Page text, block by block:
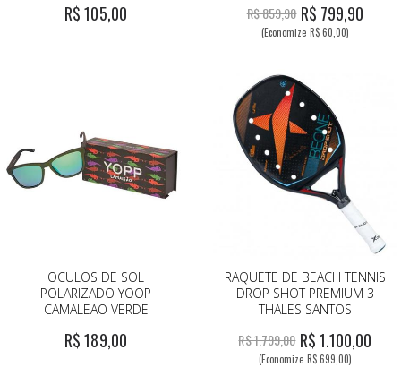
R$ 105,00 R$ 859,90 R$ 799,90
(Economize R$ 60,00)
OCULOS DE SOL
POLARIZADO YOOP
CAMALEAO VERDE
R$ 189,00
RAQUETE DE BEACH TENNIS
DROP SHOT PREMIUM 3
THALES SANTOS
R$ 1.799,00 R$ 1.100,00
(Economize R$ 699,00)